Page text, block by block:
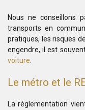
Nous ne conseillons
transports en
pratiques, les risques
engendre, il est
voiture
Le métro et le
La règlementation